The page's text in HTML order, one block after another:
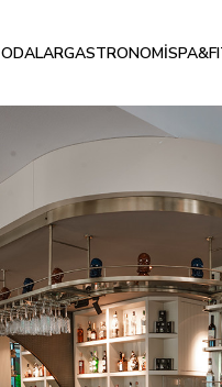
ODALARGASTRONOMİ